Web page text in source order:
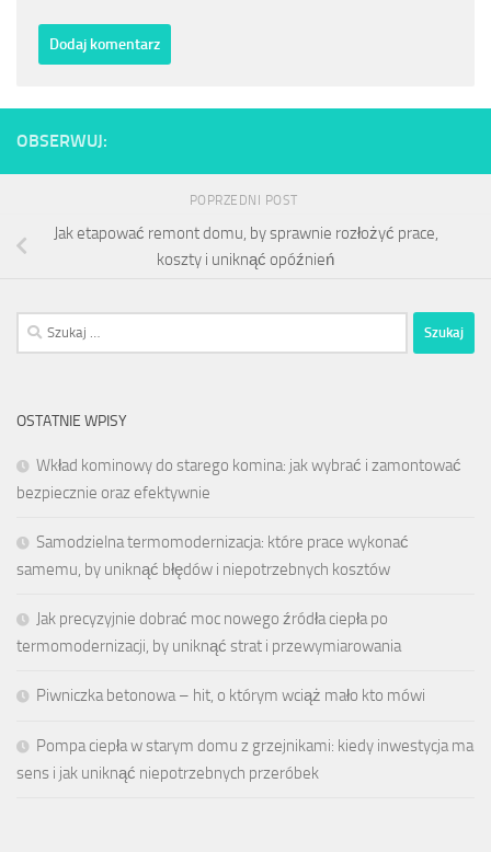
OBSERWUJ:
POPRZEDNI POST
Jak etapować remont domu, by sprawnie rozłożyć prace,
koszty i uniknąć opóźnień
Szukaj:
OSTATNIE WPISY
Wkład kominowy do starego komina: jak wybrać i zamontować
bezpiecznie oraz efektywnie
Samodzielna termomodernizacja: które prace wykonać
samemu, by uniknąć błędów i niepotrzebnych kosztów
Jak precyzyjnie dobrać moc nowego źródła ciepła po
termomodernizacji, by uniknąć strat i przewymiarowania
Piwniczka betonowa – hit, o którym wciąż mało kto mówi
Pompa ciepła w starym domu z grzejnikami: kiedy inwestycja ma
sens i jak uniknąć niepotrzebnych przeróbek